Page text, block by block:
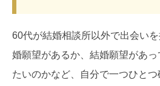
60代が結婚相談所以外で出会い
婚願望があるか、結婚願望があ
たいのかなど、自分で一つひと